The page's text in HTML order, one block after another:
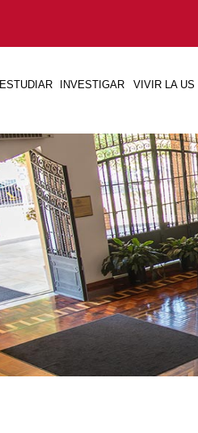
ESTUDIAR INVESTIGAR VIVIR LA US